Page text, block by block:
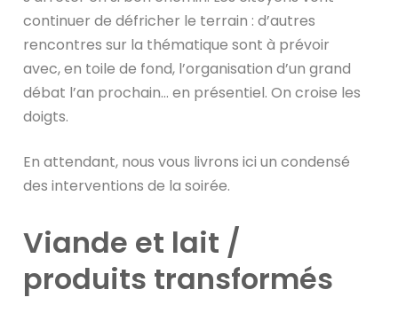
continuer de défricher le terrain : d’autres
rencontres sur la thématique sont à prévoir
avec, en toile de fond, l’organisation d’un grand
débat l’an prochain… en présentiel. On croise les
doigts.
En attendant, nous vous livrons ici un condensé
des interventions de la soirée.
Viande et lait /
produits transformés